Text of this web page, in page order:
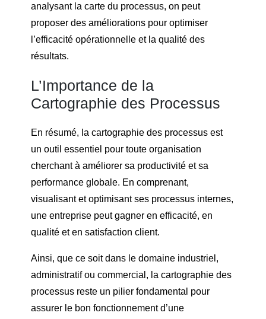
analysant la carte du processus, on peut
proposer des améliorations pour optimiser
l’efficacité opérationnelle et la qualité des
résultats.
L’Importance de la
Cartographie des Processus
En résumé, la cartographie des processus est
un outil essentiel pour toute organisation
cherchant à améliorer sa productivité et sa
performance globale. En comprenant,
visualisant et optimisant ses processus internes,
une entreprise peut gagner en efficacité, en
qualité et en satisfaction client.
Ainsi, que ce soit dans le domaine industriel,
administratif ou commercial, la cartographie des
processus reste un pilier fondamental pour
assurer le bon fonctionnement d’une